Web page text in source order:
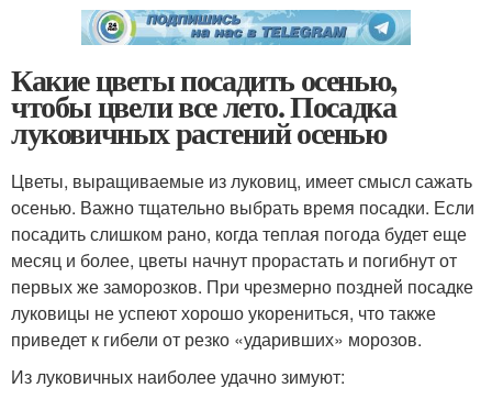
Какие цветы посадить осенью,
чтобы цвели все лето. Посадка
луковичных растений осенью
Цветы, выращиваемые из луковиц, имеет смысл сажать
осенью. Важно тщательно выбрать время посадки. Если
посадить слишком рано, когда теплая погода будет еще
месяц и более, цветы начнут прорастать и погибнут от
первых же заморозков. При чрезмерно поздней посадке
луковицы не успеют хорошо укорениться, что также
приведет к гибели от резко «ударивших» морозов.
Из луковичных наиболее удачно зимуют: